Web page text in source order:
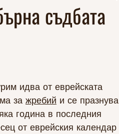
съдбата
идва от еврейската
за жребий и се празнува
година в последния
от еврейския календар